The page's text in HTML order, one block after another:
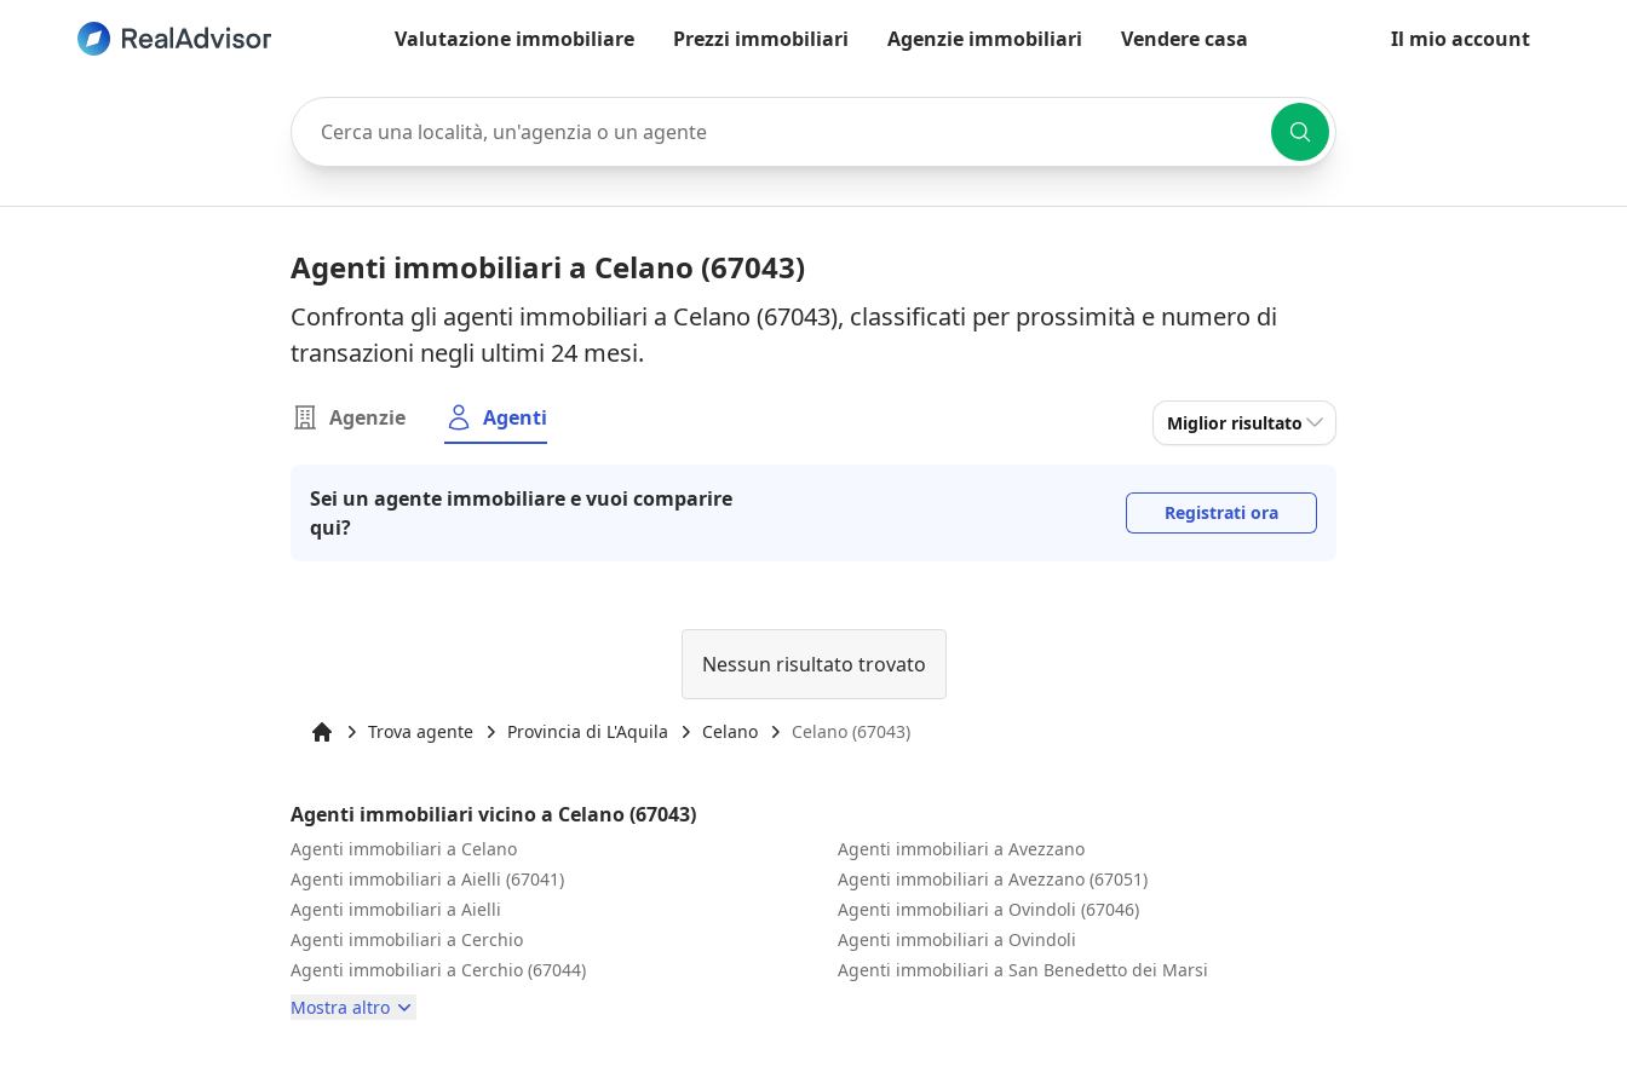
Valutazione immobiliare Prezzi immobiliari Agenzie immobiliari Vendere casa Il mio account
Cerca una località, un'agenzia o un agente
Agenti immobiliari a Celano (67043)
Confronta gli agenti immobiliari a Celano (67043), classificati per prossimità e numero di
transazioni negli ultimi 24 mesi.
Agenzie Agenti Miglior risultato
Sei un agente immobiliare e vuoi comparire
qui?
Registrati ora
Nessun risultato trovato
Trova agente Provincia di L'Aquila Celano Celano (67043)
Agenti immobiliari vicino a Celano (67043)
Agenti immobiliari a Celano
Agenti immobiliari a Aielli (67041)
Agenti immobiliari a Aielli
Agenti immobiliari a Cerchio
Agenti immobiliari a Cerchio (67044)
Agenti immobiliari a Avezzano
Agenti immobiliari a Avezzano (67051)
Agenti immobiliari a Ovindoli (67046)
Agenti immobiliari a Ovindoli
Agenti immobiliari a San Benedetto dei Marsi
Mostra altro